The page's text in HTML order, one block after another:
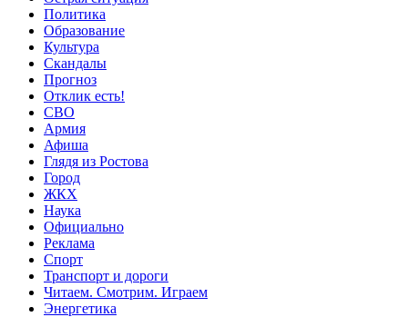
Политика
Образование
Культура
Скандалы
Прогноз
Отклик есть!
СВО
Армия
Афиша
Глядя из Ростова
Город
ЖКХ
Наука
Официально
Реклама
Спорт
Транспорт и дороги
Читаем. Смотрим. Играем
Энергетика